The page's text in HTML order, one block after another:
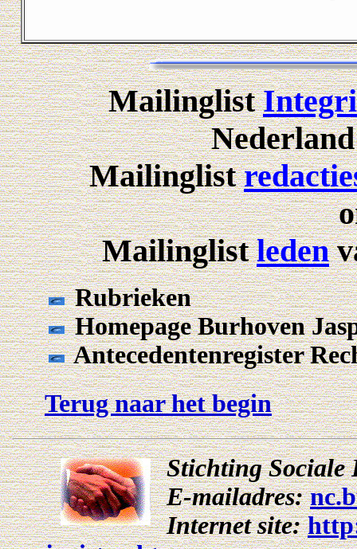
Mailinglist
Mailinglist
Mailinglistleden
Rubrieken
Homepage Burhoven
Antecedentenregister
Terug naar het begin
Stichting Sociale
E-mailadres:
Internet site: